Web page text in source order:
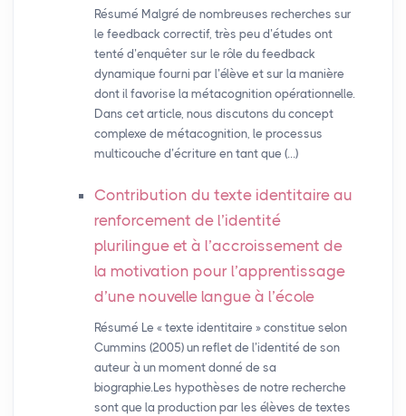
Résumé Malgré de nombreuses recherches sur
le feedback correctif, très peu d’études ont
tenté d’enquêter sur le rôle du feedback
dynamique fourni par l’élève et sur la manière
dont il favorise la métacognition opérationnelle.
Dans cet article, nous discutons du concept
complexe de métacognition, le processus
multicouche d’écriture en tant que (…)
Contribution du texte identitaire au
renforcement de l’identité
plurilingue et à l’accroissement de
la motivation pour l’apprentissage
d’une nouvelle langue à l’école
Résumé Le « texte identitaire » constitue selon
Cummins (2005) un reflet de l’identité de son
auteur à un moment donné de sa
biographie.Les hypothèses de notre recherche
sont que la production par les élèves de textes